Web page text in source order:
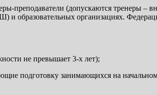
преподаватели (допускаются тренеры –
организациях.
не превышает 3-х лет);
подготовку занимающихся на